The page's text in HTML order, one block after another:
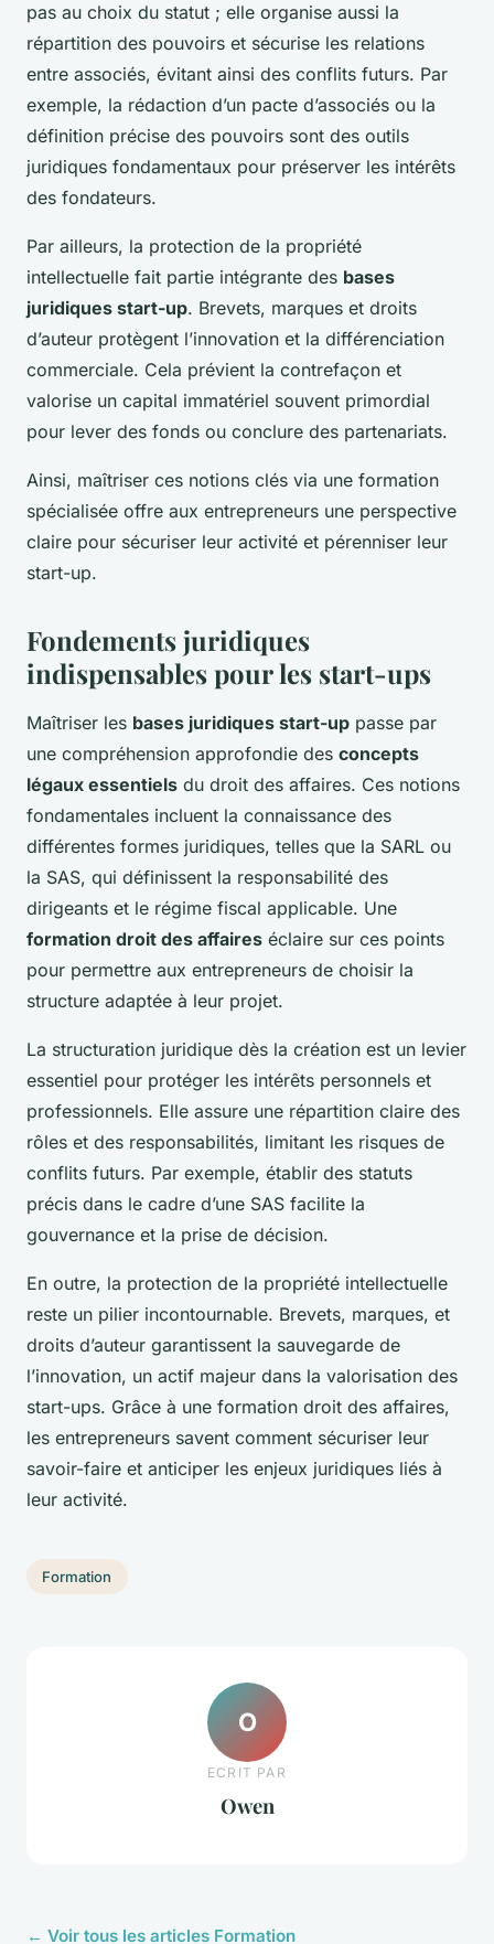
pas au choix du statut ; elle organise aussi la
répartition des pouvoirs et sécurise les relations
entre associés, évitant ainsi des conflits futurs. Par
exemple, la rédaction d’un pacte d’associés ou la
définition précise des pouvoirs sont des outils
juridiques fondamentaux pour préserver les intérêts
des fondateurs.
Par ailleurs, la protection de la propriété
intellectuelle fait partie intégrante des bases
juridiques start-up. Brevets, marques et droits
d’auteur protègent l’innovation et la différenciation
commerciale. Cela prévient la contrefaçon et
valorise un capital immatériel souvent primordial
pour lever des fonds ou conclure des partenariats.
Ainsi, maîtriser ces notions clés via une formation
spécialisée offre aux entrepreneurs une perspective
claire pour sécuriser leur activité et pérenniser leur
start-up.
Fondements juridiques
indispensables pour les start-ups
Maîtriser les bases juridiques start-up passe par
une compréhension approfondie des concepts
légaux essentiels du droit des affaires. Ces notions
fondamentales incluent la connaissance des
différentes formes juridiques, telles que la SARL ou
la SAS, qui définissent la responsabilité des
dirigeants et le régime fiscal applicable. Une
formation droit des affaires éclaire sur ces points
pour permettre aux entrepreneurs de choisir la
structure adaptée à leur projet.
La structuration juridique dès la création est un levier
essentiel pour protéger les intérêts personnels et
professionnels. Elle assure une répartition claire des
rôles et des responsabilités, limitant les risques de
conflits futurs. Par exemple, établir des statuts
précis dans le cadre d’une SAS facilite la
gouvernance et la prise de décision.
En outre, la protection de la propriété intellectuelle
reste un pilier incontournable. Brevets, marques, et
droits d’auteur garantissent la sauvegarde de
l’innovation, un actif majeur dans la valorisation des
start-ups. Grâce à une formation droit des affaires,
les entrepreneurs savent comment sécuriser leur
savoir-faire et anticiper les enjeux juridiques liés à
leur activité.
Formation
O
ECRIT PAR
Owen
← Voir tous les articles Formation